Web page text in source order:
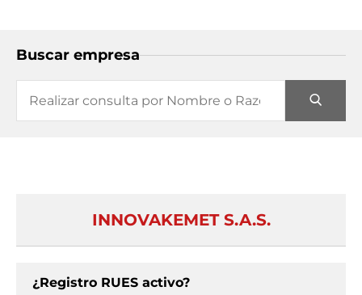
Buscar empresa
INNOVAKEMET S.A.S.
¿Registro RUES activo?